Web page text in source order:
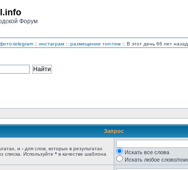
Форум
telegram :: инстаграм :: размещение топ-тем :: В этот день 66 лет
Запрос
и - для слов, которых в результатах
списка. Используйте * в качестве шаблона
Искать все слова
Искать любое слово/